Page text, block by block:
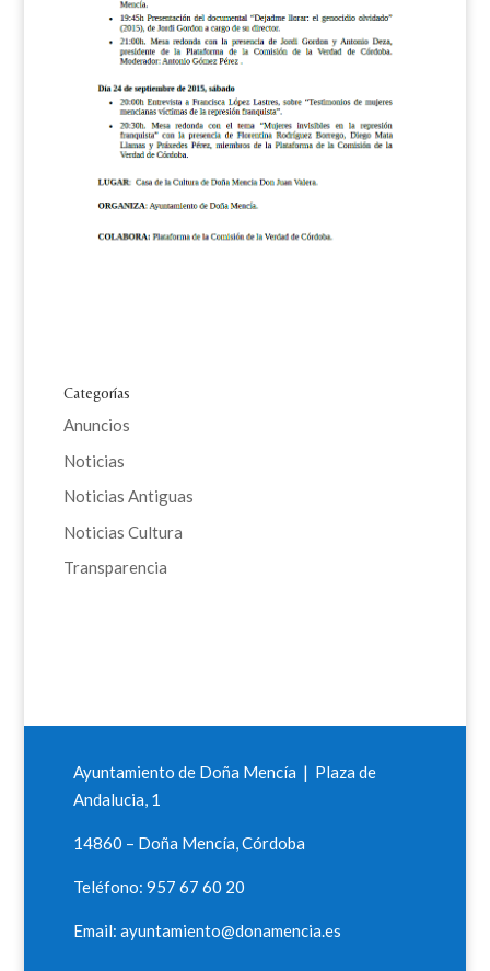
Categorías
Anuncios
Noticias
Noticias Antiguas
Noticias Cultura
Transparencia
Ayuntamiento de Doña Mencía | Plaza de
Andalucia, 1
14860 – Doña Mencía, Córdoba
Teléfono: 957 67 60 20
Email: ayuntamiento@donamencia.es